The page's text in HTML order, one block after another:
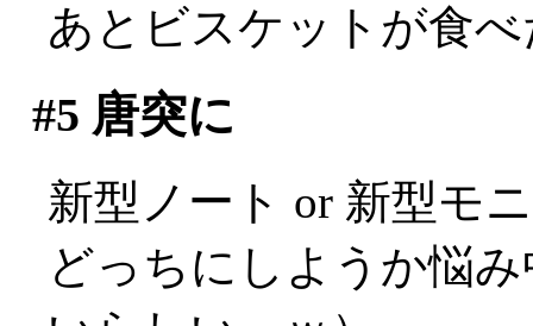
あとビスケットが食
#5 唐突に
新型ノート or 新型モ
どっちにしようか悩